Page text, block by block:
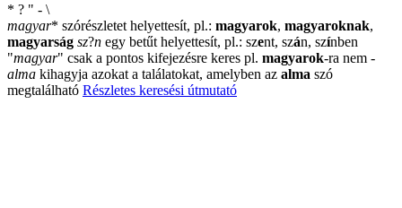
* ? " - \
magyar* szórészletet helyettesít, pl.: magyarok, magyaroknak,
magyarság sz?n egy betűt helyettesít, pl.: szent, szán, színben
"magyar" csak a pontos kifejezésre keres pl. magyarok-ra nem -
alma kihagyja azokat a találatokat, amelyben az alma szó
megtalálható Részletes keresési útmutató